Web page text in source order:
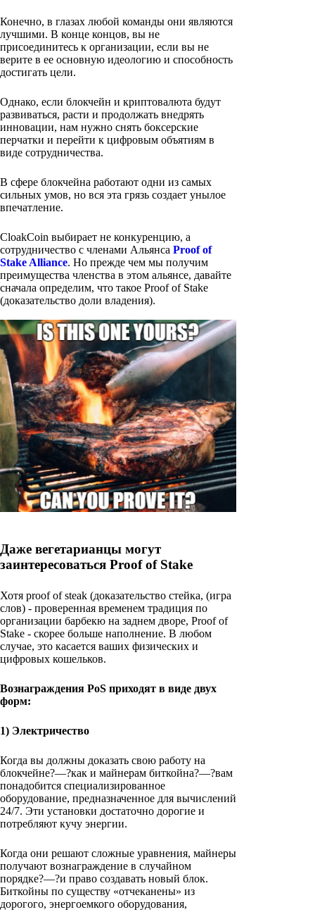
Конечно, в глазах любой команды они являются
лучшими. В конце концов, вы не
присоединитесь к организации, если вы не
верите в ее основную идеологию и способность
достигать цели.
Однако, если блокчейн и криптовалюта будут
развиваться, расти и продолжать внедрять
инновации, нам нужно снять боксерские
перчатки и перейти к цифровым объятиям в
виде сотрудничества.
В сфере блокчейна работают одни из самых
сильных умов, но вся эта грязь создает унылое
впечатление.
CloakCoin выбирает не конкуренцию, а
сотрудничество с членами Альянса Proof of
Stake Alliance. Но прежде чем мы получим
преимущества членства в этом альянсе, давайте
сначала определим, что такое Proof of Stake
(доказательство доли владения).
Даже вегетарианцы могут
заинтересоваться Proof of Stake
Хотя proof of steak (доказательство стейка, (игра
слов) - проверенная временем традиция по
организации барбекю на заднем дворе, Proof of
Stake - скорее больше наполнение. В любом
случае, это касается ваших физических и
цифровых кошельков.
Вознаграждения PoS приходят в виде двух
форм:
1) Электричество
Когда вы должны доказать свою работу на
блокчейне?—?как и майнерам биткойна?—?вам
понадобится специализированное
оборудование, предназначенное для вычислений
24/7. Эти установки достаточно дорогие и
потребляют кучу энергии.
Когда они решают сложные уравнения, майнеры
получают вознаграждение в случайном
порядке?—?и право создавать новый блок.
Биткойны по существу «отчеканены» из
дорогого, энергоемкого оборудования,